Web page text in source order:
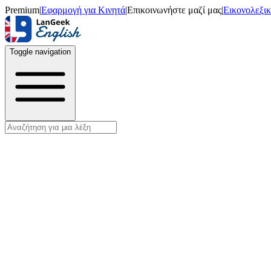
Premium|Εφαρμογή για Κινητά|Επικοινωνήστε μαζί μας|
Toggle navigation